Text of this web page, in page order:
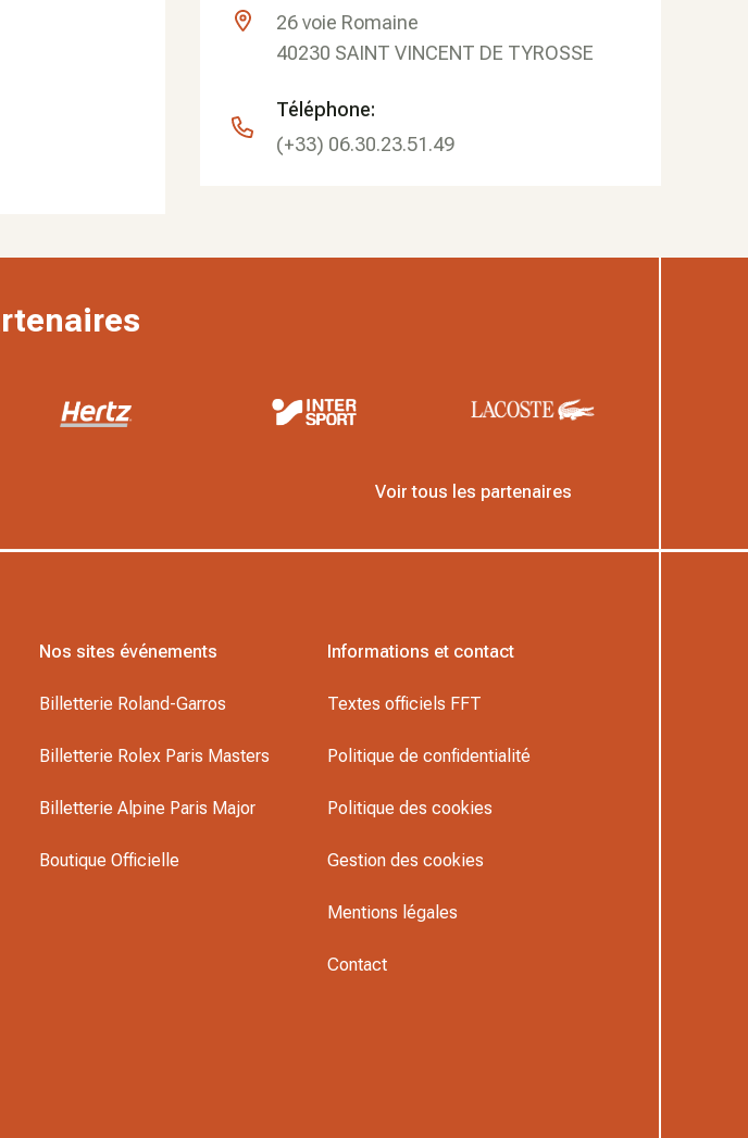
26 voie Romaine
40230 SAINT VINCENT DE TYROSSE
Téléphone:
(+33) 06.30.23.51.49
Voir tous les partenaires
Nos sites événements
Billetterie Roland-Garros
Billetterie Rolex Paris Masters
Billetterie Alpine Paris Major
Boutique Officielle
Informations et contact
Textes officiels FFT
Politique de confidentialité
Politique des cookies
Gestion des cookies
Mentions légales
Contact